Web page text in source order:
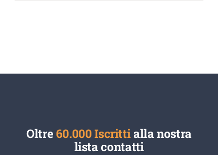
Oltre 60.000 Iscrittialla nostra
lista contatti